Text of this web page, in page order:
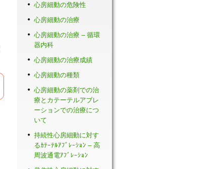
心房細動の危険性
心房細動の治療
心房細動の治療 – 循環
器内科
心房細動の治療成績
心房細動の種類
心房細動の薬剤での治
療とカテーテルアブレ
ーションでの治療につ
いて
持続性心房細動に対す
るｶﾃｰﾃﾙｱﾌﾞﾚｰｼｮﾝ – 高
周波通電ｱﾌﾞﾚｰｼｮﾝ